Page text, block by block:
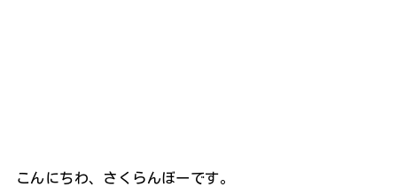
こんにちわ、さくらんぼーです。